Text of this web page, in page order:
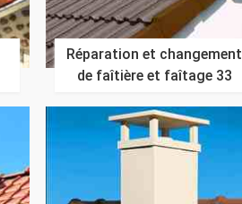
Réparation et changement
de faîtière et faîtage 33